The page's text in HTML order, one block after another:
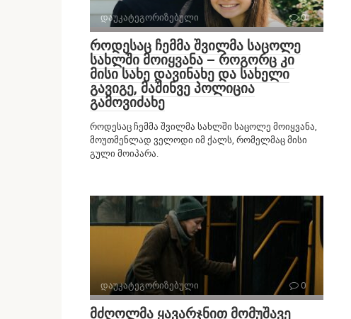
დაუკატეგორიზებული 0
როდესაც ჩემმა შვილმა საცოლე
სახლში მოიყვანა – როგორც კი
მისი სახე დავინახე და სახელი
გავიგე, მაშინვე პოლიცია
გამოვიძახე
როდესაც ჩემმა შვილმა სახლში საცოლე მოიყვანა,
მოუთმენლად ველოდი იმ ქალს, რომელმაც მისი
გული მოიპარა.
დაუკატეგორიზებული 0
მძღოლმა ყავარჯნით მომუშავე